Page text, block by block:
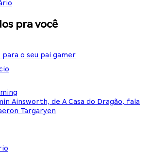
pra você
o seu pai gamer
Ainsworth, de A Casa do Dragão, fala
Targaryen